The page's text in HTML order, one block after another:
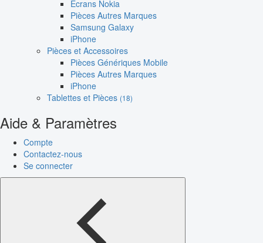
Écrans Nokia
Pièces Autres Marques
Samsung Galaxy
iPhone
Pièces et Accessoires
Pièces Génériques Mobile
Pièces Autres Marques
iPhone
Tablettes et Pièces (18)
Aide & Paramètres
Compte
Contactez-nous
Se connecter